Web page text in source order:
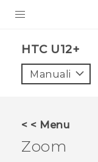
VIVE
HTC U12+‎
Manuali
< < Menu
Zoom